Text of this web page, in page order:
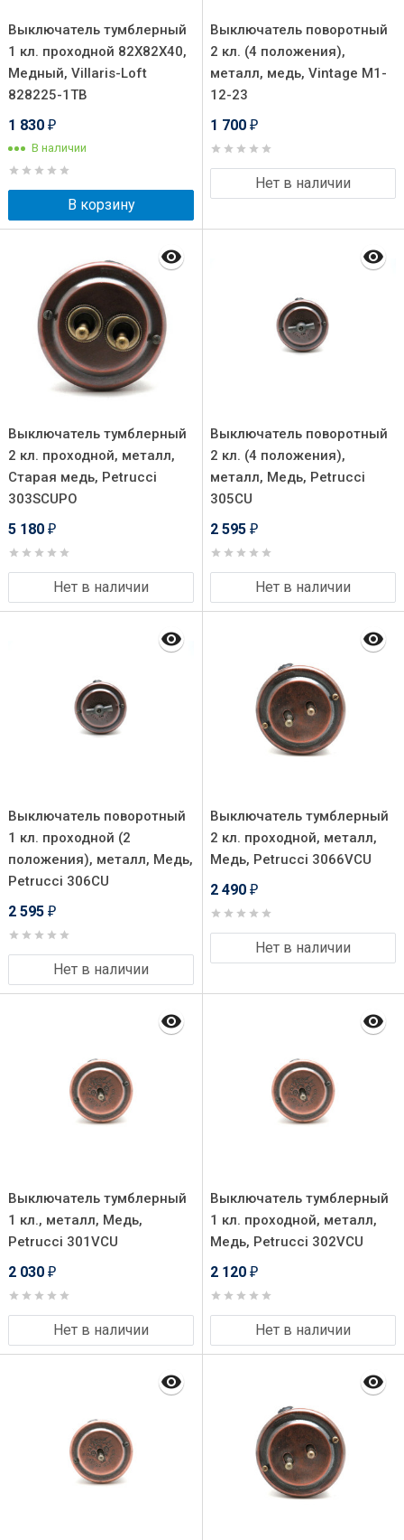
Выключатель тумблерный
1 кл. проходной 82X82X40,
Медный, Villaris-Loft
828225-1ТВ
1 830 ₽
В наличии
В корзину
Выключатель поворотный
2 кл. (4 положения),
металл, медь, Vintage M1-
12-23
1 700 ₽
Нет в наличии
Выключатель тумблерный
2 кл. проходной, металл,
Старая медь, Petrucci
303SCUPO
5 180 ₽
Нет в наличии
Выключатель поворотный
2 кл. (4 положения),
металл, Медь, Petrucci
305CU
2 595 ₽
Нет в наличии
Выключатель поворотный
1 кл. проходной (2
положения), металл, Медь,
Petrucci 306CU
2 595 ₽
Нет в наличии
Выключатель тумблерный
2 кл. проходной, металл,
Медь, Petrucci 3066VCU
2 490 ₽
Нет в наличии
Выключатель тумблерный
1 кл., металл, Медь,
Petrucci 301VCU
2 030 ₽
Нет в наличии
Выключатель тумблерный
1 кл. проходной, металл,
Медь, Petrucci 302VCU
2 120 ₽
Нет в наличии